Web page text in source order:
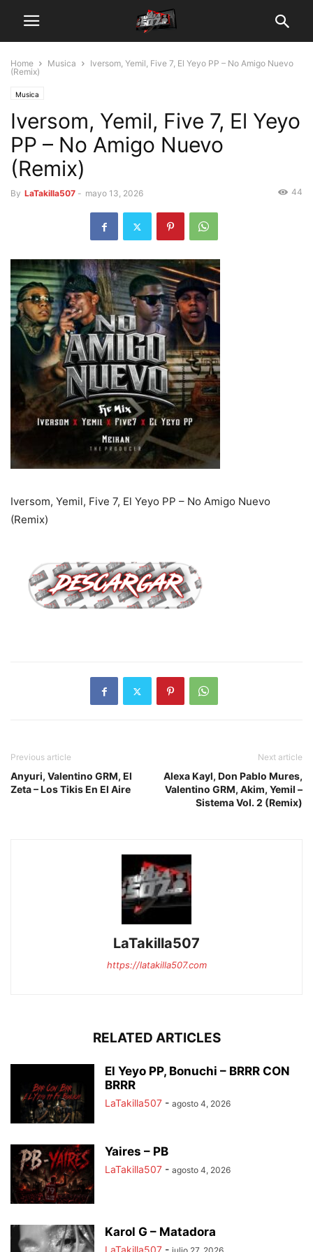
Home Musica
Iversom, Yemil, Five 7, El Yeyo PP – No Amigo Nuevo
(Remix)
Musica
Iversom, Yemil, Five 7, El Yeyo
PP – No Amigo Nuevo
(Remix)
By LaTakilla507 - mayo 13, 2026 44
Iversom, Yemil, Five 7, El Yeyo PP – No Amigo Nuevo
(Remix)
Previous article
Anyuri, Valentino GRM, El
Zeta – Los Tikis En El Aire
Next article
Alexa Kayl, Don Pablo Mures,
Valentino GRM, Akim, Yemil –
Sistema Vol. 2 (Remix)
LaTakilla507
https://latakilla507.com
RELATED ARTICLES
El Yeyo PP, Bonuchi – BRRR CON
BRRR
LaTakilla507 - agosto 4, 2026
Yaires – PB
LaTakilla507 - agosto 4, 2026
Karol G – Matadora